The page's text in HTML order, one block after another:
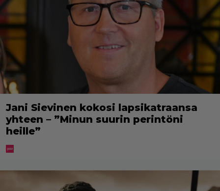
Jani Sievinen kokosi lapsikatraansa
yhteen – ”Minun suurin perintöni
heille”